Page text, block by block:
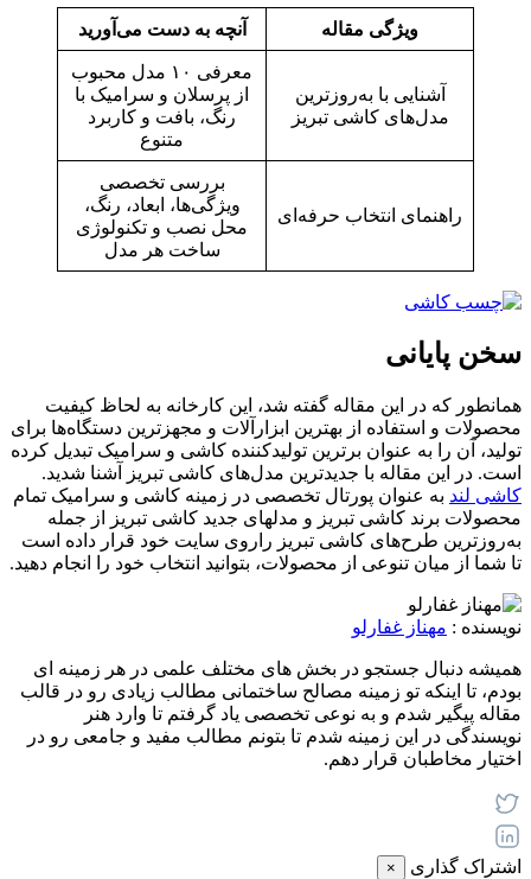
ویژگی مقاله آنچه به دست می‌آورید
آشنایی با به‌روزترین
مدل‌های کاشی تبریز
معرفی ۱۰ مدل محبوب
از پرسلان و سرامیک با
رنگ، بافت و کاربرد
متنوع
راهنمای انتخاب حرفه‌ای
بررسی تخصصی
ویژگی‌ها، ابعاد، رنگ،
محل نصب و تکنولوژی
ساخت هر مدل
سخن پایانی
همانطور که در این مقاله گفته شد، این کارخانه به لحاظ کیفیت
محصولات و استفاده از بهترین ابزارآلات و مجهزترین دستگاه‌ها برای
تولید، آن را به عنوان برترین تولیدکننده کاشی و سرامیک تبدیل کرده
است. در این مقاله با جدیدترین مدل‌های کاشی تبریز آشنا شدید.
کاشی لند به عنوان پورتال تخصصی در زمینه کاشی و سرامیک تمام
محصولات برند کاشی تبریز و مدلهای جدید کاشی تبریز از جمله
به‌روز‌ترین طرح‌های کاشی تبریز راروی سایت خود قرار داده است
تا شما از میان تنوعی از محصولات، بتوانید انتخاب خود را انجام دهید.
نویسنده : مهناز غفارلو
همیشه دنبال جستجو در بخش های مختلف علمی در هر زمینه ای
بودم، تا اینکه تو زمینه مصالح ساختمانی مطالب زیادی رو در قالب
مقاله پیگیر شدم و به نوعی تخصصی یاد گرفتم تا وارد هنر
نویسندگی در این زمینه شدم تا بتونم مطالب مفید و جامعی رو در
اختیار مخاطبان قرار دهم.
اشتراک گذاری ×